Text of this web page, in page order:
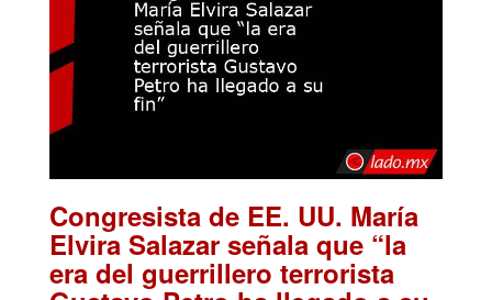
Congresista de EE. UU. María
Elvira Salazar señala que “la
era del guerrillero terrorista